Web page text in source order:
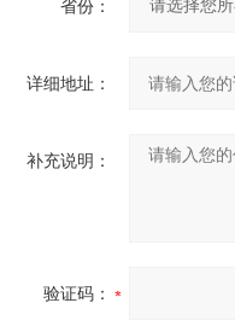
省份：
详细地址：
补充说明：
验证码：